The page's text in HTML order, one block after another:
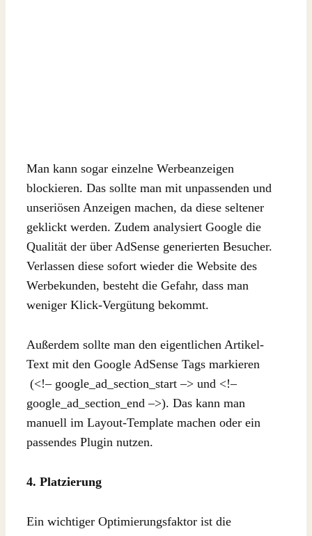
Man kann sogar einzelne Werbeanzeigen
blockieren. Das sollte man mit unpassenden und
unseriösen Anzeigen machen, da diese seltener
geklickt werden. Zudem analysiert Google die
Qualität der über AdSense generierten Besucher.
Verlassen diese sofort wieder die Website des
Werbekunden, besteht die Gefahr, dass man
weniger Klick-Vergütung bekommt.
Außerdem sollte man den eigentlichen Artikel-
Text mit den Google AdSense Tags markieren
(<!– google_ad_section_start –> und <!–
google_ad_section_end –>). Das kann man
manuell im Layout-Template machen oder ein
passendes Plugin nutzen.
4. Platzierung
Ein wichtiger Optimierungsfaktor ist die